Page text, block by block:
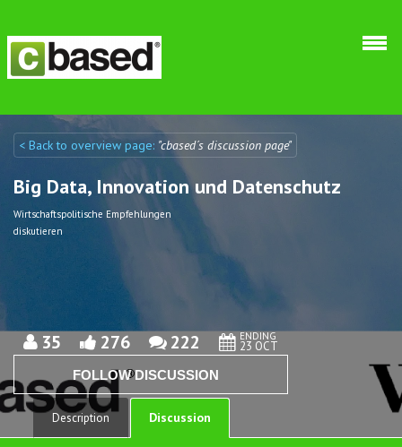
Discuto
Discuto
< Back to overview page: "cbased´s discussion page"
Big Data, Innovation und Datenschutz
Wirtschaftspolitische Empfehlungen
diskutieren
35 276 222 ENDING
23 OCT
FOLLOW DISCUSSION
Description Discussion